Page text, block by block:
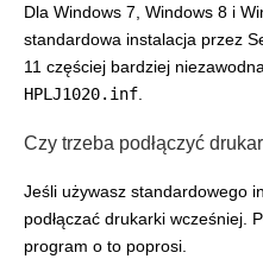
Dla Windows 7, Windows 8 i
standardowa instalacja przez
11 częściej bardziej
HPLJ1020.inf
Czy trzeba podłączyć
Jeśli używasz standardowego
podłączać drukarki wcześniej.
program o to poprosi.